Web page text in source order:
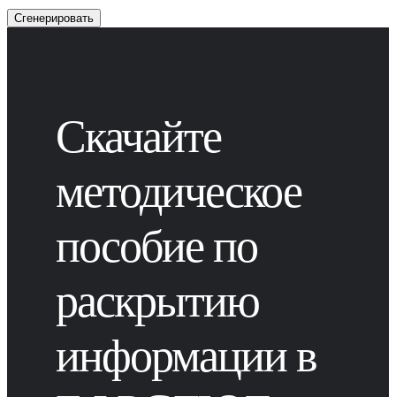
Сгенерировать
Скачайте
методическое
пособие по
раскрытию
информации в